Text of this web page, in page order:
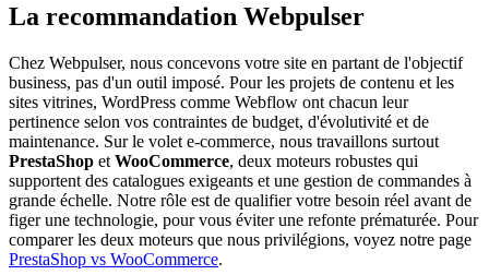
La recommandation Webpulser
Chez Webpulser, nous concevons votre site en partant de l'objectif
business, pas d'un outil imposé. Pour les projets de contenu et les
sites vitrines, WordPress comme Webflow ont chacun leur
pertinence selon vos contraintes de budget, d'évolutivité et de
maintenance. Sur le volet e-commerce, nous travaillons surtout
PrestaShop et WooCommerce, deux moteurs robustes qui
supportent des catalogues exigeants et une gestion de commandes à
grande échelle. Notre rôle est de qualifier votre besoin réel avant de
figer une technologie, pour vous éviter une refonte prématurée. Pour
comparer les deux moteurs que nous privilégions, voyez notre page
PrestaShop vs WooCommerce.